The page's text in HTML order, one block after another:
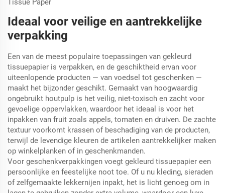
Ideaal voor veilige en aantrekkelijke
verpakking
Een van de meest populaire toepassingen van gekleurd
tissuepapier is verpakken, en de geschiktheid ervan voor
uiteenlopende producten — van voedsel tot geschenken —
maakt het bijzonder geschikt. Gemaakt van hoogwaardig
ongebruikt houtpulp is het veilig, niet-toxisch en zacht voor
gevoelige oppervlakken, waardoor het ideaal is voor het
inpakken van fruit zoals appels, tomaten en druiven. De zachte
textuur voorkomt krassen of beschadiging van de producten,
terwijl de levendige kleuren de artikelen aantrekkelijker maken
op winkelplanken of in geschenkmanden.
Voor geschenkverpakkingen voegt gekleurd tissuepapier een
persoonlijke en feestelijke noot toe. Of u nu kleding, sieraden
of zelfgemaakte lekkernijen inpakt, het is licht genoeg om in